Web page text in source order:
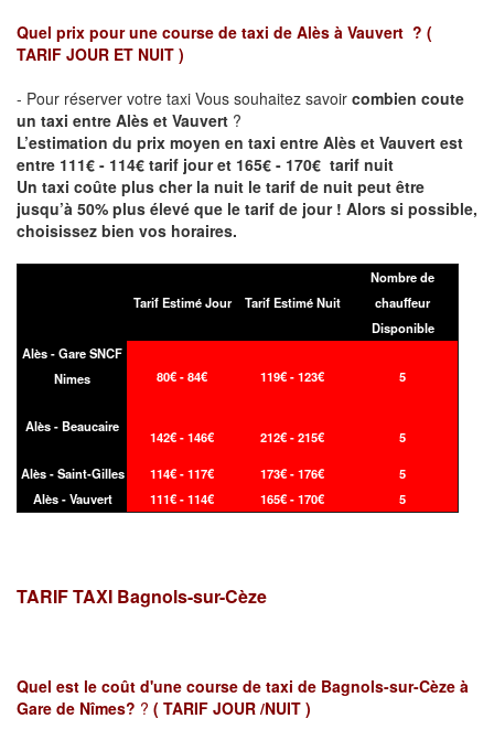
Quel prix pour une course de taxi de Alès à Vauvert ? (
TARIF JOUR ET NUIT )
- Pour réserver votre taxi Vous souhaitez savoir combien coute
un taxi entre Alès et Vauvert ?
L’estimation du prix moyen en taxi entre Alès et Vauvert est
entre 111€ - 114€ tarif jour et 165€ - 170€ tarif nuit
Un taxi coûte plus cher la nuit le tarif de nuit peut être
jusqu’à 50% plus élevé que le tarif de jour ! Alors si possible,
choisissez bien vos horaires.
Tarif Estimé Jour Tarif Estimé Nuit
Nombre de
chauffeur
Disponible
Alès - Gare SNCF
Nimes
80€ - 84€ 119€ - 123€ 5
Alès - Beaucaire
142€ - 146€ 212€ - 215€ 5
Alès - Saint-Gilles 114€ - 117€ 173€ - 176€
5
Alès - Vauvert
111€ - 114€ 165€ - 170€ 5
TARIF TAXI Bagnols-sur-Cèze
Quel est le coût d'une course de taxi de Bagnols-sur-Cèze à
Gare de Nîmes? ? ( TARIF JOUR /NUIT )